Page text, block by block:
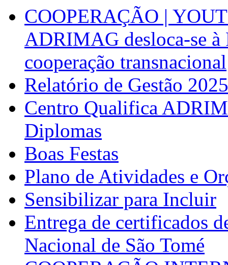
COOPERAÇÃO |
ADRIMAG desloca-se
cooperação transnacional
Relatório de Gestão 2025
Centro Qualifica
Diplomas
Boas Festas
Plano de Atividades e
Sensibilizar para Incluir
Entrega de certificados
Nacional de São Tomé